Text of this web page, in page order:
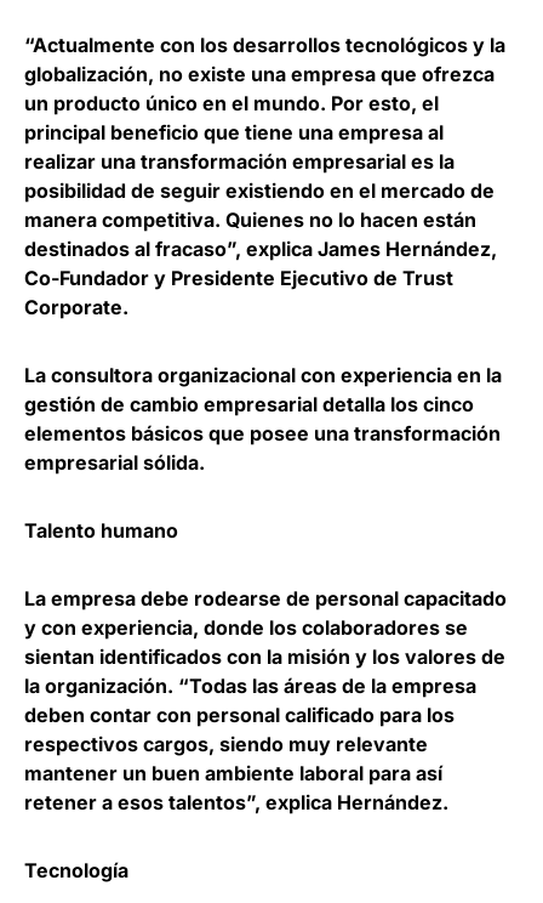
“Actualmente con los desarrollos tecnológicos y la
globalización, no existe una empresa que ofrezca
un producto único en el mundo. Por esto, el
principal beneficio que tiene una empresa al
realizar una transformación empresarial es la
posibilidad de seguir existiendo en el mercado de
manera competitiva. Quienes no lo hacen están
destinados al fracaso”, explica James Hernández,
Co-Fundador y Presidente Ejecutivo de Trust
Corporate.
La consultora organizacional con experiencia en la
gestión de cambio empresarial detalla los cinco
elementos básicos que posee una transformación
empresarial sólida.
Talento humano
La empresa debe rodearse de personal capacitado
y con experiencia, donde los colaboradores se
sientan identificados con la misión y los valores de
la organización. “Todas las áreas de la empresa
deben contar con personal calificado para los
respectivos cargos, siendo muy relevante
mantener un buen ambiente laboral para así
retener a esos talentos”, explica Hernández.
Tecnología